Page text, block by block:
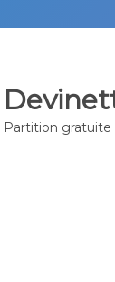
Partition gratuite